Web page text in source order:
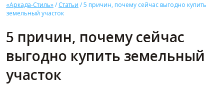
АКЦИИ
«Аркада-Стиль»/ Статьи /5 причин, почему сейчас выгодно купить
земельный участок
5 причин, почему сейчас
выгодно купить земельный
участок